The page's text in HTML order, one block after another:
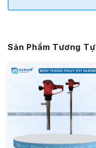
Sản Phẩm Tương Tự